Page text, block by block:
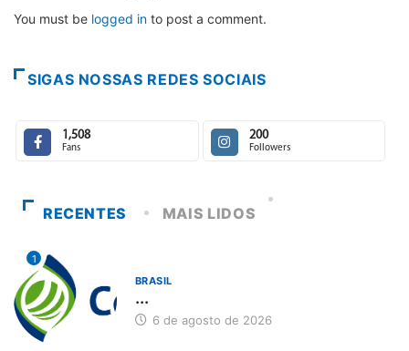
You must be logged in to post a comment.
SIGAS NOSSAS REDES SOCIAIS
1,508
Fans
200
Followers
RECENTES MAIS LIDOS
1
BRASIL
...
6 de agosto de 2026